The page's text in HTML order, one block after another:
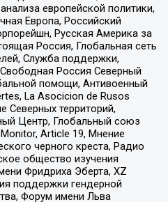
европейской политики,
Европа, Российский
Русская Америка за
Россия, Глобальная сеть
Служба поддержки,
Россия Северный
помощи, Антивоенный
La Asocicion de Rusos
Северных территорий,
Центр, Глобальный союз
Article 19, Мнение
черного креста, Радио
общество изучения
Фридриха Эберта, XZ
поддержки гендерной
Форум имени Льва